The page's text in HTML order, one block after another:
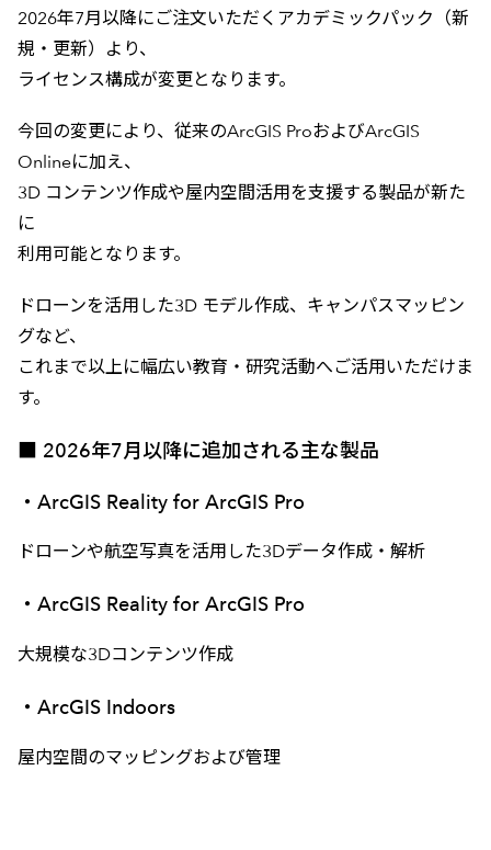
2026年7月以降にご注文いただくアカデミックパック（新
規・更新）より、
ライセンス構成が変更となります。
今回の変更により、従来のArcGIS ProおよびArcGIS
Onlineに加え、
3D コンテンツ作成や屋内空間活用を支援する製品が新た
に
利用可能となります。
ドローンを活用した3D モデル作成、キャンパスマッピン
グなど、
これまで以上に幅広い教育・研究活動へご活用いただけま
す。
■ 2026年7月以降に追加される主な製品
・ArcGIS Reality for ArcGIS Pro
ドローンや航空写真を活用した3Dデータ作成・解析
・ArcGIS Reality for ArcGIS Pro
大規模な3Dコンテンツ作成
・ArcGIS Indoors
屋内空間のマッピングおよび管理